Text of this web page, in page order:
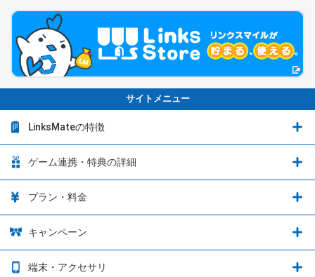
サイトメニュー
LinksMateの特徴
LinksMateの特徴
音声通話料金がもっとオトクに
データ通信容量繰り越し
ゲーム連携・特典の詳細
ゲーム連携・特典の詳細
ブレイブソード×ブレイズソウル
プラン・料金
プラン・料金
キャンペーン
お得なキャンペーン実施中！
端末・アクセサリ